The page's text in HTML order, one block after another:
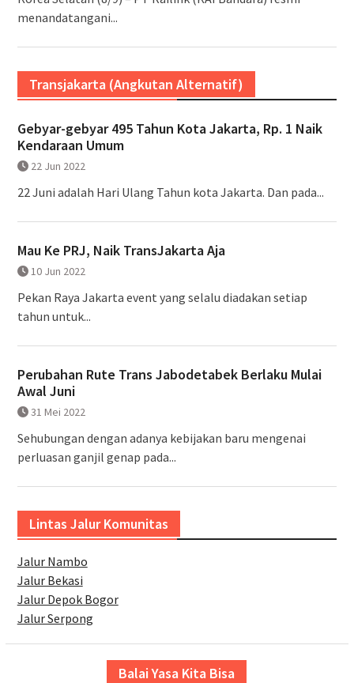
menandatangani...
Transjakarta (Angkutan Alternatif)
Gebyar-gebyar 495 Tahun Kota Jakarta, Rp. 1 Naik
Kendaraan Umum
22 Jun 2022
22 Juni adalah Hari Ulang Tahun kota Jakarta. Dan pada...
Mau Ke PRJ, Naik TransJakarta Aja
10 Jun 2022
Pekan Raya Jakarta event yang selalu diadakan setiap
tahun untuk...
Perubahan Rute Trans Jabodetabek Berlaku Mulai
Awal Juni
31 Mei 2022
Sehubungan dengan adanya kebijakan baru mengenai
perluasan ganjil genap pada...
Lintas Jalur Komunitas
Jalur Nambo
Jalur Bekasi
Jalur Depok Bogor
Jalur Serpong
Balai Yasa Kita Bisa